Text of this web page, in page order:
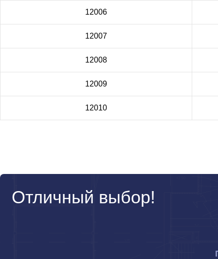
12006
12007
12008
12009
12010
Отличный выбор!